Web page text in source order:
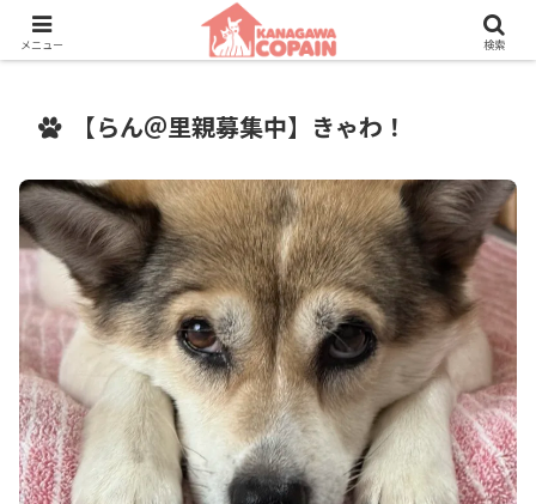
保護動物たちに、新しい家族との素敵な出会いを。
【らん＠里親募集中】きゃわ！
メニュー 検索